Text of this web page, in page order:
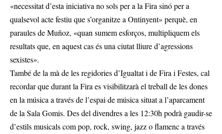
«necessitat d’esta iniciativa no sols per a la Fira sinó per a
qualsevol acte festiu que s’organitze a Ontinyent» perquè, en
paraules de Muñoz, «quan sumem esforços, multipliquem els
resultats que, en aquest cas és una ciutat lliure d’agressions
sexistes».
També de la mà de les regidories d’Igualtat i de Fira i Festes, cal
recordar que durant la Fira es visibilitzarà el treball de les dones
en la música a través de l’espai de música situat a l’aparcament
de la Sala Gomis. Des del divendres a les 12:30h podrà gaudir-se
d’estils musicals com pop, rock, swing, jazz o flamenc a través